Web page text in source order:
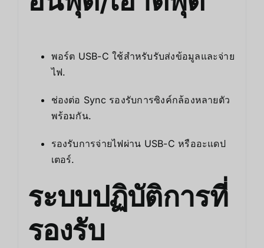
พอร์ต USB-C ใช้สำหรับรับส่งข้อมูลและจ่าย
ไฟ.
ช่องต่อ Sync รองรับการซิงค์กล้องหลายตัว
พร้อมกัน.
รองรับการจ่ายไฟผ่าน USB-C หรืออะแดป
เตอร์.
ระบบปฏิบัติการที่
รองรับ